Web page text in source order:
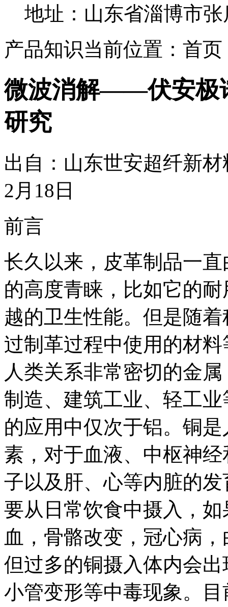
地址：山东省淄博市
产品知识当前位置：首
微波消解——伏安极
研究
出自：山东世安超纤新
2月18日
前言
长久以来，皮革制品一
的高度青睐，比如它的
越的卫生性能。但是随
过制革过程中使用的材
人类关系非常密切的金
制造、建筑工业、轻工
的应用中仅次于铝。铜
素，对于血液、中枢神
子以及肝、心等内脏的
要从日常饮食中摄入，
血，骨骼改变，冠心病
但过多的铜摄入体内会
小管变形等中毒现象。